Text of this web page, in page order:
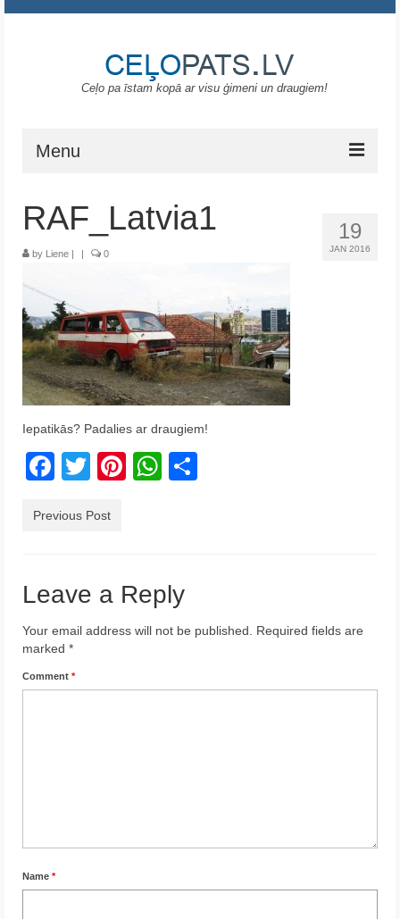
Ceļo pa īstam kopā ar visu ģimeni un draugiem!
Menu
Gruzija
ASV
Melnkalne
Grieķija
Francija
Latvija
Indonēzija
Par Mums
19
JAN 2016
RAF_Latvia1
by Liene | | 0
Iepatikās? Padalies ar draugiem!
Facebook
TwitterPinterest
WhatsApp
Previous Post
Leave a Reply
Your email address will not be published.
Required fields are
marked *
Comment *
Name *